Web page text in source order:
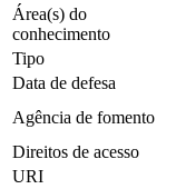
Área(s) do
conhecimento
Tipo
Data de defesa
Agência de fomento
Direitos de acesso
URI